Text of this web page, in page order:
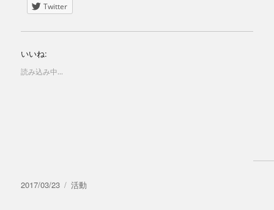
Twitter
いいね:
読み込み中...
投
2017/03/23
カ
活動